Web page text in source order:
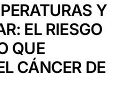
Y
EL RIESGO
QUE
CÁNCER DE